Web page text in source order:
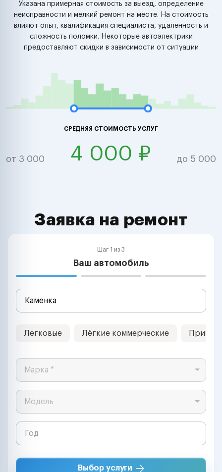
Указана примерная стоимость за выезд, определение
неисправности и мелкий ремонт на месте. На стоимость
влияют опыт, квалификация специалиста, удаленность и
сложность поломки. Некоторые автоэлектрики
предоставляют скидки в зависимости от ситуации
СРЕДНЯЯ СТОИМОСТЬ УСЛУГ
от 3 000 4 000 ₽ до 5 000
Заявка на ремонт
Шаг 1 из 3
Ваш автомобиль
Легковые Лёгкие коммерческие
Марка *
Модель
Выбор услуги